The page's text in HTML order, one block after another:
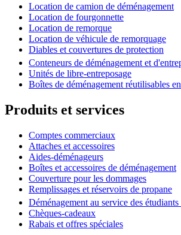
Location de camion de déménagement
Location de fourgonnette
Location de remorque
Location de véhicule de remorquage
Diables et couvertures de protection
Conteneurs de déménagement et
Unités de libre-entreposage
Boîtes de déménagement réutilisables
Produits et services
Comptes commerciaux
Attaches et accessoires
Aides-déménageurs
Boîtes et accessoires de déménagement
Couverture pour les dommages
Remplissages et réservoirs de propane
Déménagement au service des
Chèques-cadeaux
Rabais et offres spéciales